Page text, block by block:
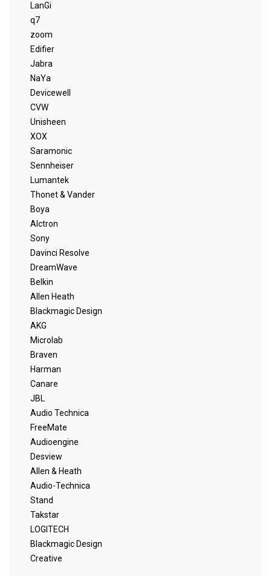
LanGi
q7
zoom
Edifier
Jabra
NaYa
Devicewell
CVW
Unisheen
XOX
Saramonic
Sennheiser
Lumantek
Thonet & Vander
Boya
Alctron
Sony
Davinci Resolve
DreamWave
Belkin
Allen Heath
Blackmagic Design
AKG
Microlab
Braven
Harman
Canare
JBL
Audio Technica
FreeMate
Audioengine
Desview
Allen & Heath
Audio-Technica
Stand
Takstar
LOGITECH
Blackmagic Design
Creative